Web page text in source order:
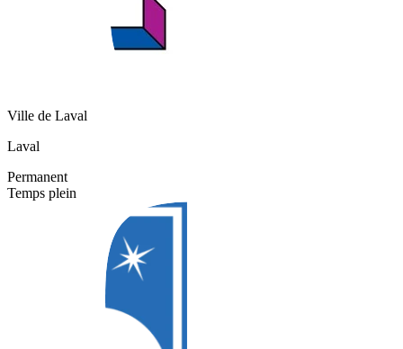
Ville de Laval
Laval
Permanent
Temps plein